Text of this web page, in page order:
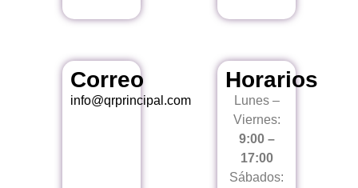
Correo
info@qrprincipal.com
Horarios
Lunes –
Viernes:
9:00 –
17:00
Sábados: